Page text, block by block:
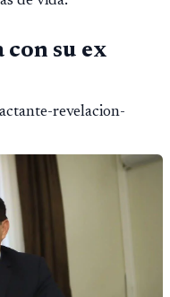
su ex
revelacion-